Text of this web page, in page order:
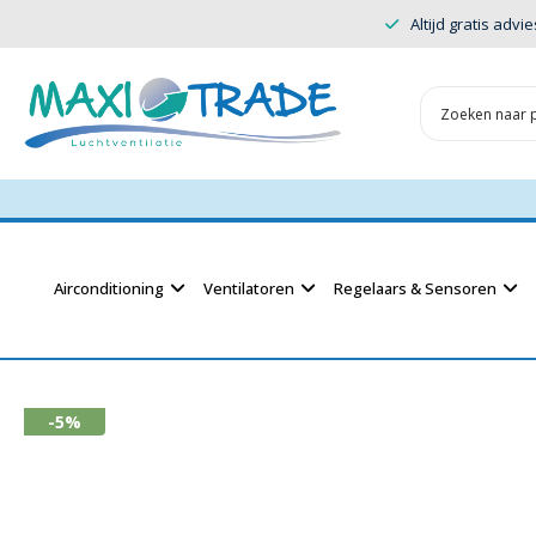
Altijd gratis
Airconditioning Ventilatoren Regelaars & Sensoren
-5%